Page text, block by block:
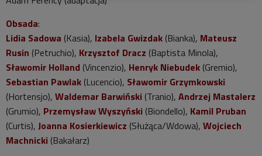
Obsada:
Lidia Sadowa (Kasia), Izabela Gwizdak (Bianka), Mateusz
Rusin (Petruchio), Krzysztof Dracz (Baptista Minola),
Sławomir Holland (Vincenzio), Henryk Niebudek (Gremio),
Sebastian Pawlak (Lucencio), Sławomir Grzymkowski
(Hortensjo), Waldemar Barwiński (Tranio), Andrzej Mastalerz
(Grumio), Przemysław Wyszyński (Biondello), Kamil Pruban
(Curtis), Joanna Kosierkiewicz (Służąca/Wdowa), Wojciech
Machnicki (Bakałarz)